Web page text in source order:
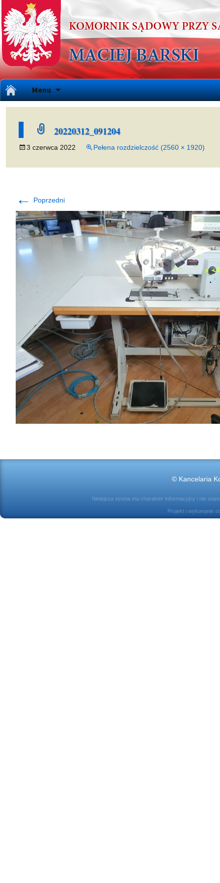
Menu
do
20220312_091204
3 czerwca 2022 Pełena rozdzielczość (2560 × 1920)
← Poprzedni
© Kancelaria
Niniejsza strona ma charakter informacyjny i nie
Projekt i wykonanie